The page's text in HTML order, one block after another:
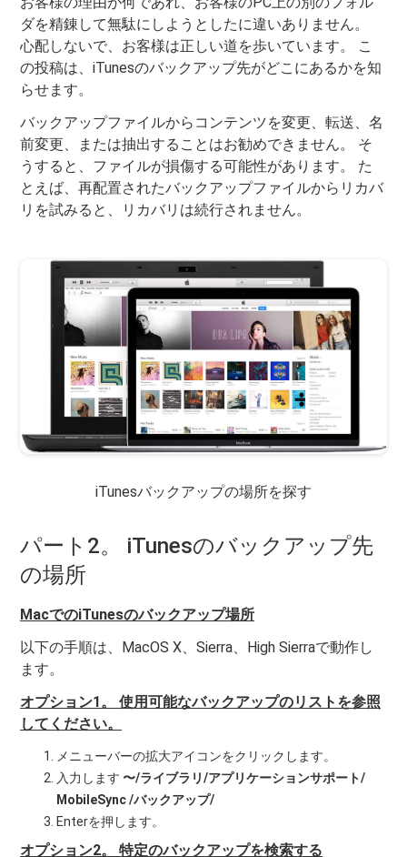
ダを精錬して無駄にしようとしたに違いありません。
心配しないで、お客様は正しい道を歩いています。 こ
の投稿は、iTunesのバックアップ先がどこにあるかを知
らせます。
バックアップファイルからコンテンツを変更、転送、名
前変更、または抽出することはお勧めできません。 そ
うすると、ファイルが損傷する可能性があります。 た
とえば、再配置されたバックアップファイルからリカバ
リを試みると、リカバリは続行されません。
iTunesバックアップの場所を探す
パート2。 iTunesのバックアップ先
の場所
MacでのiTunesのバックアップ場所
以下の手順は、MacOS X、Sierra、High Sierraで動作し
ます。
オプション1。 使用可能なバックアップのリストを参照
してください。
メニューバーの拡大アイコンをクリックします。
入力します〜/ライブラリ/アプリケーションサポート/
MobileSync /バックアップ/
Enterを押します。
オプション2。 特定のバックアップを検索する